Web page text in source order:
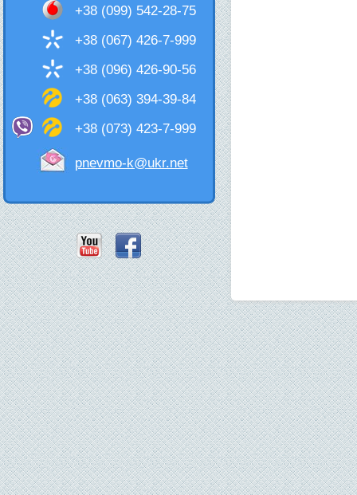
+38 (099) 542-28-75
+38 (067) 426-7-999
+38 (096) 426-90-56
+38 (063) 394-39-84
+38 (073) 423-7-999
pnevmo-k@ukr.net